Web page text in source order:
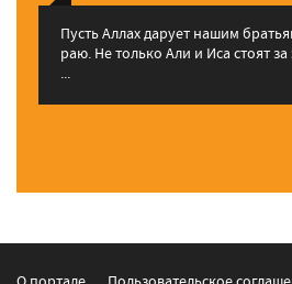
Пусть Аллах дарует нашим
раю. Не только Али и Иса стоят
...